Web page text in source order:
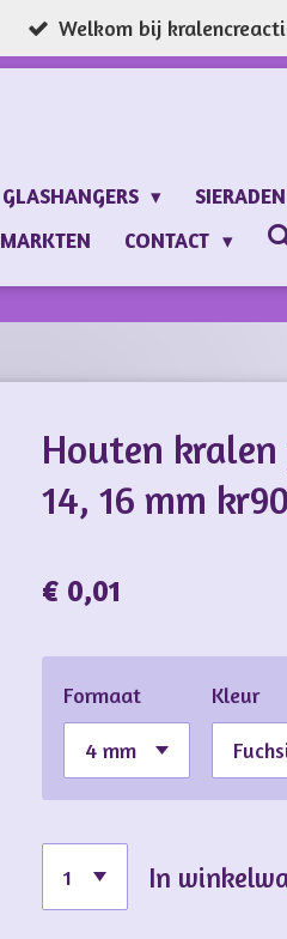
Welkom bij
GLASHANGERS
MARKTEN CONTACT
Houten
14, 16 mm
€ 0,01
Formaat Kleur
In